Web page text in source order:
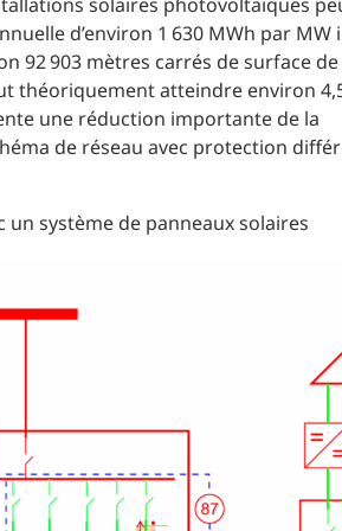
solaires photovoltaïques
d’environ 1 630 MWh par MW
92 903 mètres carrés de surface
théoriquement atteindre environ
une réduction importante de la
de réseau avec protection
un système de panneaux solaires